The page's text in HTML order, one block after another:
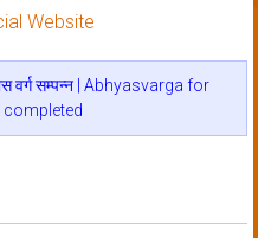
Website
वर्ग सम्पन्न | Abhyasvarga for
completed